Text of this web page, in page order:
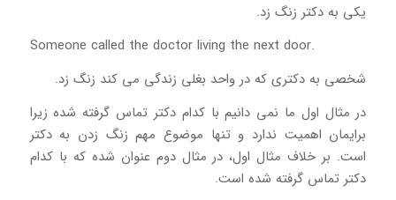
یکی به دکتر زنگ زد.
Someone called the doctor living the next door.
شخصی به دکتری که در واحد بغلی زندگی می کند زنگ زد.
در مثال اول ما نمی دانیم با کدام دکتر تماس گرفته شده زیرا
برایمان اهمیت ندارد و تنها موضوع مهم زنگ زدن به دکتر
است. بر خلاف مثال اول، در مثال دوم عنوان شده که با کدام
دکتر تماس گرفته شده است.